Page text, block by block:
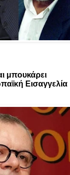
μπουκάρει
Εισαγγελία